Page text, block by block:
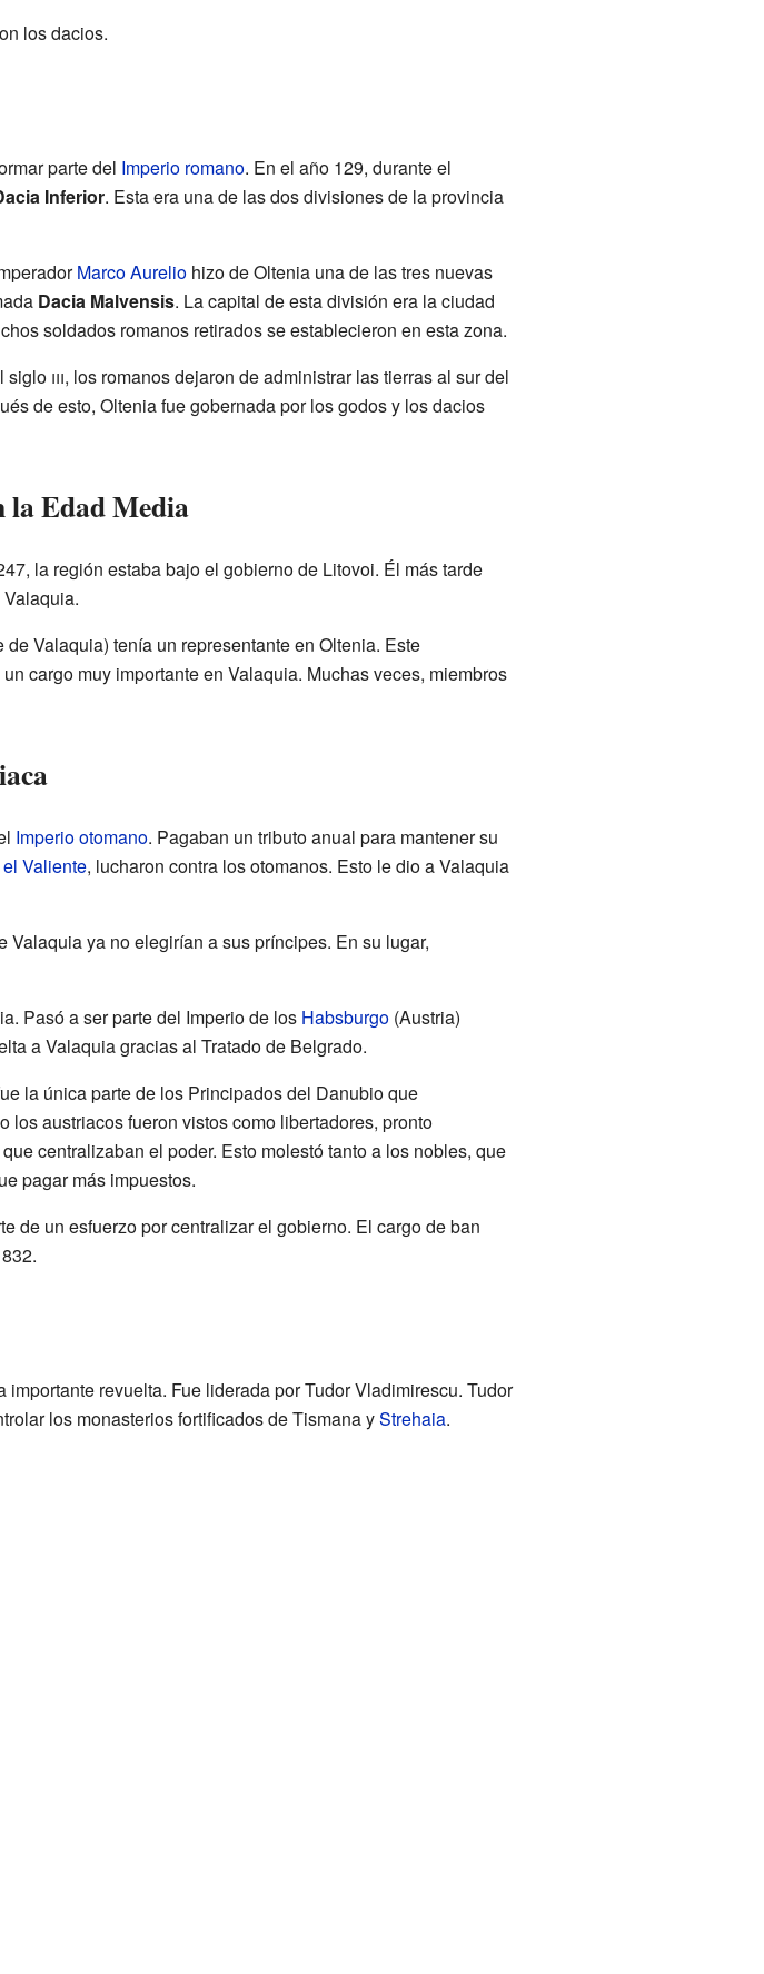
los dacios.
parte del Imperio romano. En el año 129, durante el
Inferior. Esta era una de las dos divisiones de la provincia
Marco Aureliohizo de Oltenia una de las tres nuevas
Dacia Malvensis. La capital de esta división era la ciudad
soldados romanos retirados se establecieron en esta zona.
siglo iii, los romanos dejaron de administrar las tierras al sur del
de esto, Oltenia fue gobernada por los godos y los dacios
la Edad Media
la región estaba bajo el gobierno de Litovoi. Él más tarde
Valaquia) tenía un representante en Oltenia. Este
cargo muy importante en Valaquia. Muchas veces, miembros
Imperio otomano. Pagaban un tributo anual para mantener su
Valiente, lucharon contra los otomanos. Esto le dio a Valaquia
ya no elegirían a sus príncipes. En su lugar,
Pasó a ser parte del Imperio de los Habsburgo(Austria)
a Valaquia gracias al Tratado de Belgrado.
la única parte de los Principados del Danubio que
austriacos fueron vistos como libertadores, pronto
centralizaban el poder. Esto molestó tanto a los nobles, que
pagar más impuestos.
de un esfuerzo por centralizar el gobierno. El cargo de ban
importante revuelta. Fue liderada por Tudor Vladimirescu. Tudor
los monasterios fortificados de Tismana yStrehaia.